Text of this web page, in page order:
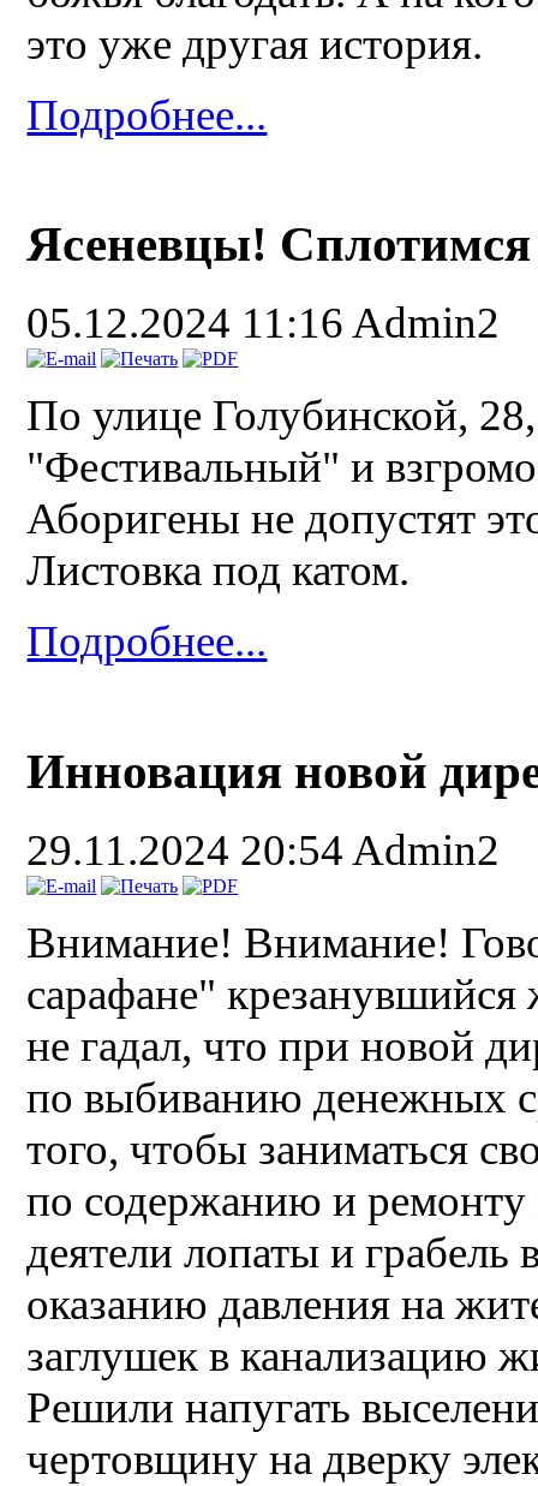
это уже другая история.
Подробнее...
Ясеневцы!
05.12.2024 11:16Admin2
По улице Голубинской,
"Фестивальный" и
Аборигены не допустят
Листовка под катом.
Подробнее...
Инновация новой
29.11.2024 20:54 Admin2
Внимание! Внимание!
сарафане"
не гадал, что при новой
по выбиванию денежных
того, чтобы заниматься
по содержанию и
деятели лопаты и
оказанию давления на
заглушек в канализацию
Решили напугать
чертовщину на дверку